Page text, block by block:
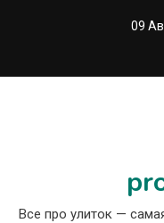
09
Все про улиток —